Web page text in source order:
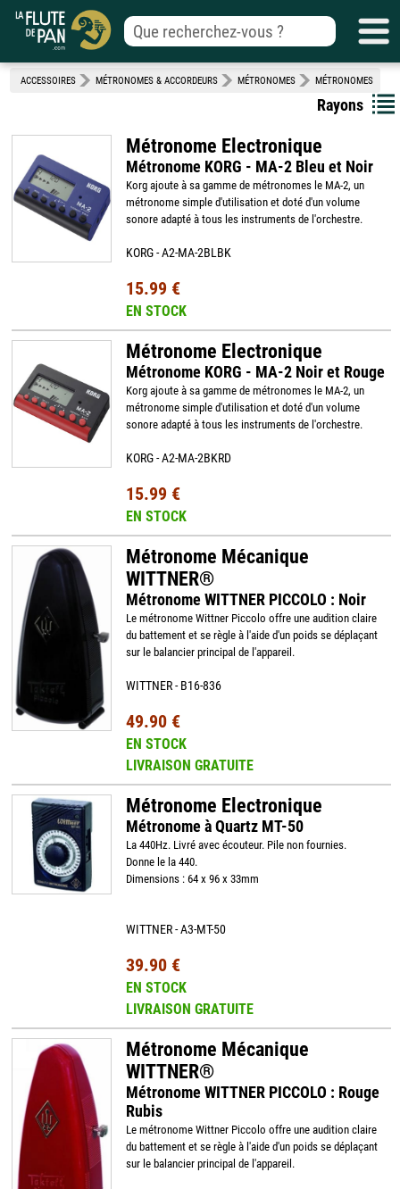
ACCESSOIRES MÉTRONOMES & ACCORDEURS MÉTRONOMES MÉTRONOMES
Rayons
Métronome Electronique
Métronome KORG - MA-2 Bleu et Noir
Korg ajoute à sa gamme de métronomes le MA-2, un
métronome simple d'utilisation et doté d'un volume
sonore adapté à tous les instruments de l'orchestre.
KORG - A2-MA-2BLBK
15.99 €
EN STOCK
Métronome Electronique
Métronome KORG - MA-2 Noir et Rouge
Korg ajoute à sa gamme de métronomes le MA-2, un
métronome simple d'utilisation et doté d'un volume
sonore adapté à tous les instruments de l'orchestre.
KORG - A2-MA-2BKRD
15.99 €
EN STOCK
Métronome Mécanique
WITTNER®
Métronome WITTNER PICCOLO : Noir
Le métronome Wittner Piccolo offre une audition claire
du battement et se règle à l'aide d'un poids se déplaçant
sur le balancier principal de l'appareil.
WITTNER - B16-836
49.90 €
EN STOCK
LIVRAISON GRATUITE
Métronome Electronique
Métronome à Quartz MT-50
La 440Hz. Livré avec écouteur. Pile non fournies.
Donne le la 440.
Dimensions : 64 x 96 x 33mm
WITTNER - A3-MT-50
39.90 €
EN STOCK
LIVRAISON GRATUITE
Métronome Mécanique
WITTNER®
Métronome WITTNER PICCOLO : Rouge
Rubis
Le métronome Wittner Piccolo offre une audition claire
du battement et se règle à l'aide d'un poids se déplaçant
sur le balancier principal de l'appareil.